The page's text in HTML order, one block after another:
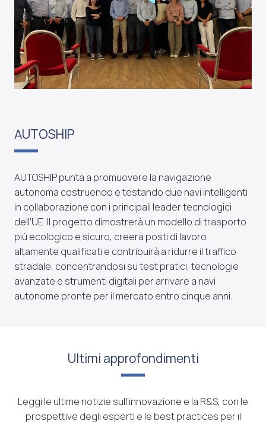
AUTOSHIP
AUTOSHIP punta a promuovere la navigazione
autonoma costruendo e testando due navi intelligenti
in collaborazione con i principali leader tecnologici
dell’UE. Il progetto dimostrerà un modello di trasporto
più ecologico e sicuro, creerà posti di lavoro
altamente qualificati e contribuirà a ridurre il traffico
stradale, concentrandosi su test pratici, tecnologie
avanzate e strumenti digitali per arrivare a navi
autonome pronte per il mercato entro cinque anni.
Ultimi approfondimenti
Leggi le ultime notizie sull’innovazione e la R&S, con le
prospettive degli esperti e le best practices per il